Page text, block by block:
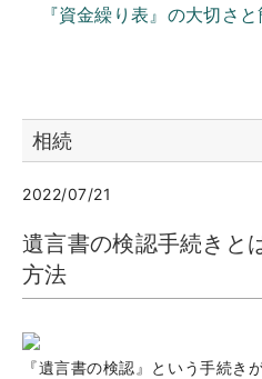
『資金繰り表』の大切さ
相続
2022/07/21
遺言書の検認手続きと
方法
『遺言書の検認』という手続き